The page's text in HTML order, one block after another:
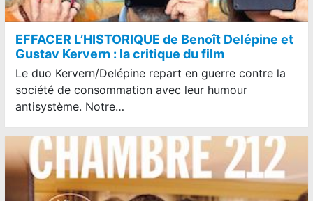
EFFACER L’HISTORIQUE de Benoît Delépine et
Gustav Kervern : la critique du film
Le duo Kervern/Delépine repart en guerre contre la
société de consommation avec leur humour
antisystème. Notre…